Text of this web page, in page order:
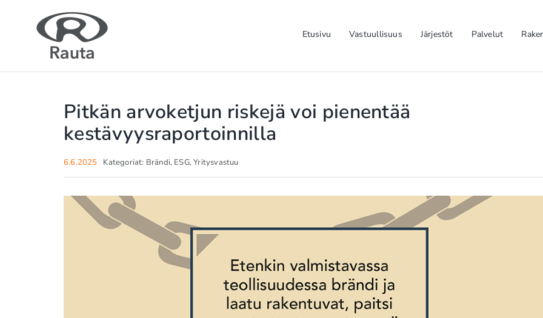
Etusivu Vastuullisuus Järjestöt Palvelut
Pitkän arvoketjun riskejä voi pienentää
kestävyysraportoinnilla
6.6.2025 Kategoriat: Brändi, ESG,Yritysvastuu